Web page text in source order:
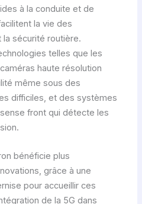
à la conduite et de
la vie des
sécurité routière.
telles que les
haute résolution
même sous des
difficiles, et des systèmes
sense front qui détecte les
bénéficie plus
grâce à une
pour accueillir ces
de la 5G dans